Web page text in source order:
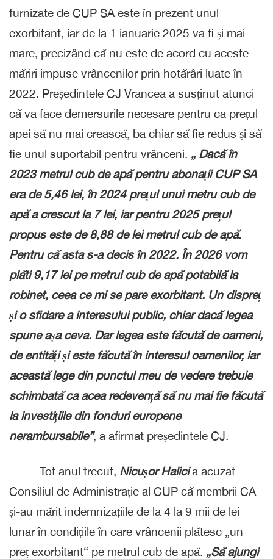
furnizate de CUP SA este în prezent unul
exorbitant, iar de la 1 ianuarie 2025 va fi și mai
mare, precizând că nu este de acord cu aceste
măriri impuse vrâncenilor prin hotărâri luate în
2022. Președintele CJ Vrancea a susținut atunci
că va face demersurile necesare pentru ca prețul
apei să nu mai crească, ba chiar să fie redus și să
fie unul suportabil pentru vrânceni. „ Dacă în
2023 metrul cub de apă pentru abonații CUP SA
era de 5,46 lei, în 2024 prețul unui metru cub de
apă a crescut la 7 lei, iar pentru 2025 prețul
propus este de 8,88 de lei metrul cub de apă.
Pentru că asta s-a decis în 2022. În 2026 vom
plăti 9,17 lei pe metrul cub de apă potabilă la
robinet, ceea ce mi se pare exorbitant. Un dispreț
și o sfidare a interesului public, chiar dacă legea
spune așa ceva. Dar legea este făcută de oameni,
de entități și este făcută în interesul oamenilor, iar
această lege din punctul meu de vedere trebuie
schimbată ca acea redevență să nu mai fie făcută
la investițiile din fonduri europene
nerambursabile”, a afirmat președintele CJ.
Tot anul trecut, Nicușor Halicia acuzat
Consiliul de Administrație al CUP că membrii CA
și-au mărit indemnizațiile de la 4 la 9 mii de lei
lunar în condițiile în care vrâncenii plătesc „un
preț exorbitant“ pe metrul cub de apă. „Să ajungi